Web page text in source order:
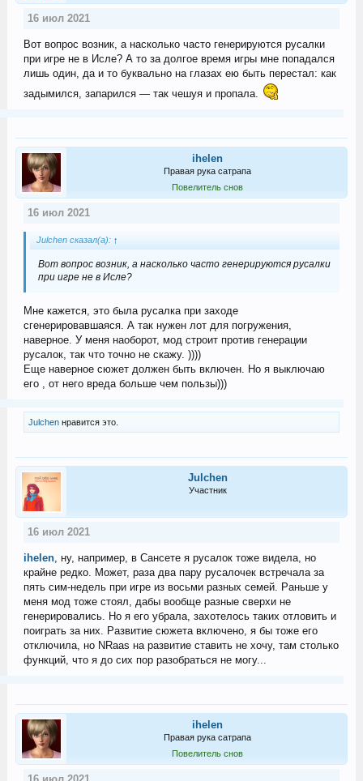
16 июл 2021
Вот вопрос возник, а насколько часто генерируются русалки
при игре не в Исле? А то за долгое время игры мне попадался
лишь один, да и то буквально на глазах ею быть перестал: как
задымился, запарился — так чешуя и пропала.
ihelen
Правая рука сатрапа
Повелитель снов
16 июл 2021
Julchen сказал(а): ↑
Вот вопрос возник, а насколько часто генерируются русалки
при игре не в Исле?
Мне кажется, это была русалка при заходе
сгенерировавшаяся. А так нужен лот для погружения,
наверное. У меня наоборот, мод строит против генерации
русалок, так что точно не скажу. ))))
Еще наверное сюжет должен быть включен. Но я выключаю
его , от него вреда больше чем пользы)))
Julchenнравится это.
Julchen
Участник
16 июл 2021
ihelen, ну, например, в Сансете я русалок тоже видела, но
крайне редко. Может, раза два пару русалочек встречала за
пять сим-недель при игре из восьми разных семей. Раньше у
меня мод тоже стоял, дабы вообще разные сверхи не
генерировались. Но я его убрала, захотелось таких отловить и
поиграть за них. Развитие сюжета включено, я бы тоже его
отключила, но NRaas на развитие ставить не хочу, там столько
функций, что я до сих пор разобраться не могу...
ihelen
Правая рука сатрапа
Повелитель снов